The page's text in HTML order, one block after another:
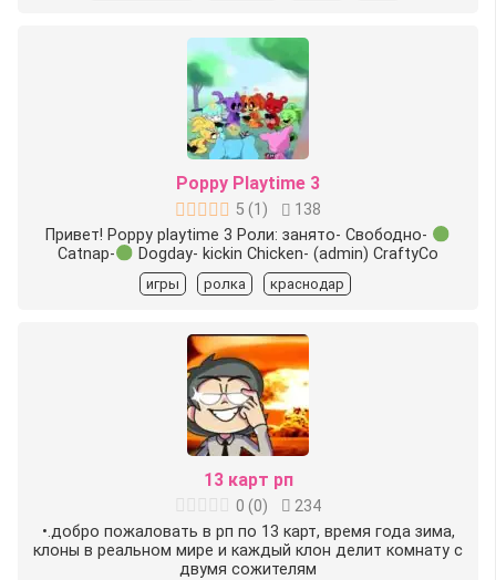
Poppy Playtime 3
5 (1 )
138
Привет! Poppy playtime 3 Роли: занято- Свободно-
Catnap-
Dogday- kickin Chicken- (admin) CraftyCo
игры ролка краснодар
13 карт рп
0 (0)
234
•.добро пожаловать в рп по 13 карт, время года зима,
клоны в реальном мире и каждый клон делит комнату с
двумя сожителям